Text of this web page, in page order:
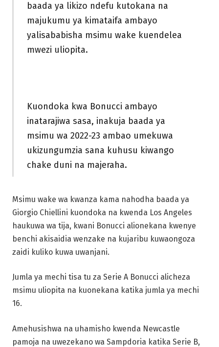
baada ya likizo ndefu kutokana na
majukumu ya kimataifa ambayo
yalisababisha msimu wake kuendelea
mwezi uliopita.
Kuondoka kwa Bonucci ambayo
inatarajiwa sasa, inakuja baada ya
msimu wa 2022-23 ambao umekuwa
ukizungumzia sana kuhusu kiwango
chake duni na majeraha.
Msimu wake wa kwanza kama nahodha baada ya
Giorgio Chiellini kuondoka na kwenda Los Angeles
haukuwa wa tija, kwani Bonucci alionekana kwenye
benchi akisaidia wenzake na kujaribu kuwaongoza
zaidi kuliko kuwa uwanjani.
Jumla ya mechi tisa tu za Serie A Bonucci alicheza
msimu uliopita na kuonekana katika jumla ya mechi
16.
Amehusishwa na uhamisho kwenda Newcastle
pamoja na uwezekano wa Sampdoria katika Serie B,